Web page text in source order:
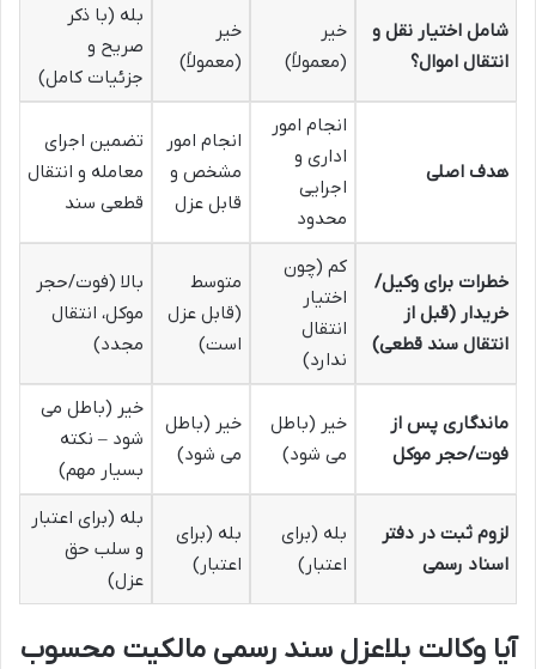
شامل اختیار نقل و
انتقال اموال؟
خیر
(معمولاً)
خیر
(معمولاً)
بله (با ذکر
صریح و
جزئیات کامل)
هدف اصلی
انجام امور
اداری و
اجرایی
محدود
انجام امور
مشخص و
قابل عزل
تضمین اجرای
معامله و انتقال
قطعی سند
خطرات برای وکیل/
خریدار (قبل از
انتقال سند قطعی)
کم (چون
اختیار
انتقال
ندارد)
متوسط
(قابل عزل
است)
بالا (فوت/حجر
موکل، انتقال
مجدد)
ماندگاری پس از
فوت/حجر موکل
خیر (باطل
می شود)
خیر (باطل
می شود)
خیر (باطل می
شود – نکته
بسیار مهم)
لزوم ثبت در دفتر
اسناد رسمی
بله (برای
اعتبار)
بله (برای
اعتبار)
بله (برای اعتبار
و سلب حق
عزل)
آیا وکالت بلاعزل سند رسمی مالکیت محسوب